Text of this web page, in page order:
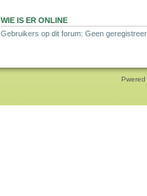
WIE IS ER ONLINE
Gebruikers op dit forum: Geen